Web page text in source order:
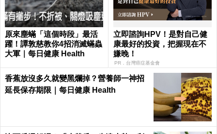
原來塵蟎「這個時段」最活
躍！譚敦慈教你4招消滅蟎蟲
大軍｜每日健康 Health
立即諮詢HPV！是對自己健
康最好的投資，把握現在不
嫌晚！
PR．台灣癌症基金會
香蕉放沒多久就變黑爛掉？營養師一神招
延長保存期限｜每日健康 Health